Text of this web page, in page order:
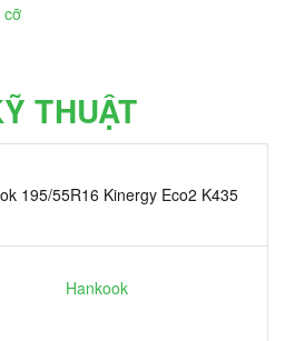
cỡ
THUẬT
195/55R16 Kinergy Eco2 K435
Hankook